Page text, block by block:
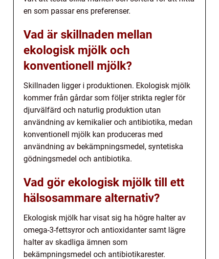
en som passar ens preferenser.
Vad är skillnaden mellan
ekologisk mjölk och
konventionell mjölk?
Skillnaden ligger i produktionen. Ekologisk mjölk
kommer från gårdar som följer strikta regler för
djurvälfärd och naturlig produktion utan
användning av kemikalier och antibiotika, medan
konventionell mjölk kan produceras med
användning av bekämpningsmedel, syntetiska
gödningsmedel och antibiotika.
Vad gör ekologisk mjölk till ett
hälsosammare alternativ?
Ekologisk mjölk har visat sig ha högre halter av
omega-3-fettsyror och antioxidanter samt lägre
halter av skadliga ämnen som
bekämpningsmedel och antibiotikarester.